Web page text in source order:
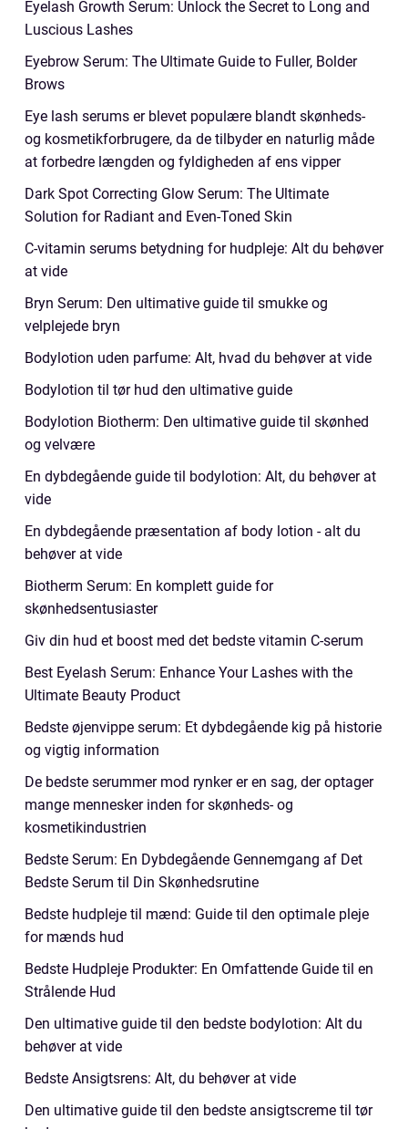
Eyelash Growth Serum: Unlock the Secret to Long and
Luscious Lashes
Eyebrow Serum: The Ultimate Guide to Fuller, Bolder
Brows
Eye lash serums er blevet populære blandt skønheds-
og kosmetikforbrugere, da de tilbyder en naturlig måde
at forbedre længden og fyldigheden af ens vipper
Dark Spot Correcting Glow Serum: The Ultimate
Solution for Radiant and Even-Toned Skin
C-vitamin serums betydning for hudpleje: Alt du behøver
at vide
Bryn Serum: Den ultimative guide til smukke og
velplejede bryn
Bodylotion uden parfume: Alt, hvad du behøver at vide
Bodylotion til tør hud den ultimative guide
Bodylotion Biotherm: Den ultimative guide til skønhed
og velvære
En dybdegående guide til bodylotion: Alt, du behøver at
vide
En dybdegående præsentation af body lotion - alt du
behøver at vide
Biotherm Serum: En komplett guide for
skønhedsentusiaster
Giv din hud et boost med det bedste vitamin C-serum
Best Eyelash Serum: Enhance Your Lashes with the
Ultimate Beauty Product
Bedste øjenvippe serum: Et dybdegående kig på historie
og vigtig information
De bedste serummer mod rynker er en sag, der optager
mange mennesker inden for skønheds- og
kosmetikindustrien
Bedste Serum: En Dybdegående Gennemgang af Det
Bedste Serum til Din Skønhedsrutine
Bedste hudpleje til mænd: Guide til den optimale pleje
for mænds hud
Bedste Hudpleje Produkter: En Omfattende Guide til en
Strålende Hud
Den ultimative guide til den bedste bodylotion: Alt du
behøver at vide
Bedste Ansigtsrens: Alt, du behøver at vide
Den ultimative guide til den bedste ansigtscreme til tør